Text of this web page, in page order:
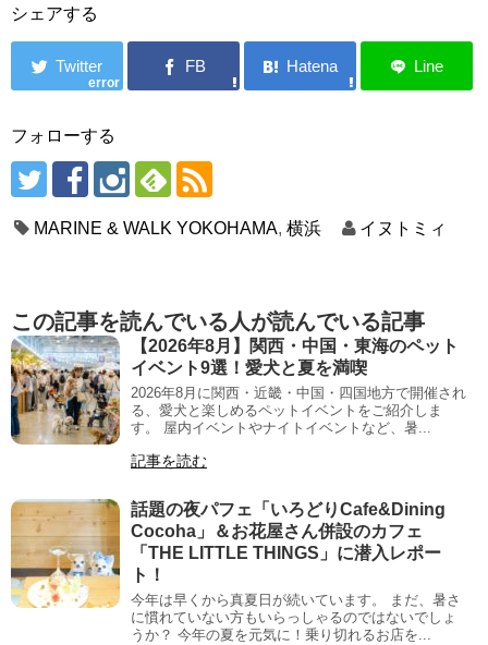
シェアする
error
フォローする
MARINE & WALK YOKOHAMA, 横浜 イヌトミィ
この記事を読んでいる人が読んでいる記事
【2026年8月】関西・中国・東海のペット
イベント9選！愛犬と夏を満喫
2026年8月に関西・近畿・中国・四国地方で開催され
る、愛犬と楽しめるペットイベントをご紹介しま
す。 屋内イベントやナイトイベントなど、暑...
記事を読む
話題の夜パフェ「いろどりCafe&Dining
Cocoha」＆お花屋さん併設のカフェ
「THE LITTLE THINGS」に潜入レポー
ト！
今年は早くから真夏日が続いています。 まだ、暑さ
に慣れていない方もいらっしゃるのではないでしょ
うか？ 今年の夏を元気に！乗り切れるお店を...